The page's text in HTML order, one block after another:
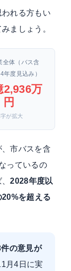
われる方もい
ましょう。
全体（バス含
年度見込み）
万
円
が拡大
市バスを含
っているの
、2028年度以
を超える
の意見が
月4日に実